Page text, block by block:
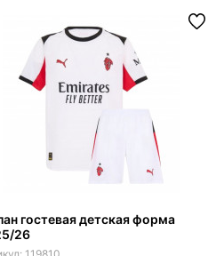
гостевая детская форма
26